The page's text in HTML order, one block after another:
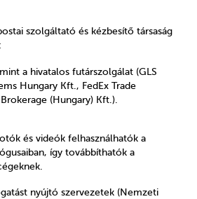
szolgáltató és kézbesítő társaság
a hivatalos futárszolgálat (GLS
Hungary Kft., FedEx Trade
(Hungary) Kft.).
és videók felhasználhatók a
így továbbíthatók a
nyújtó szervezetek (Nemzeti